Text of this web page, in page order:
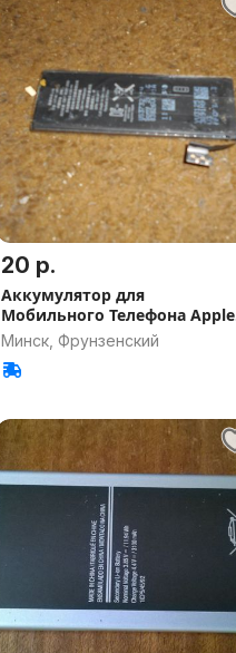
20 р.
Аккумулятор для
Мобильного Телефона Apple
iPhone 5
Минск, Фрунзенский